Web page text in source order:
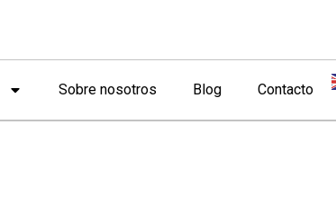
Sobre nosotros Blog Contacto